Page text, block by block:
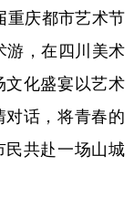
庆都市艺术节
游，在四川美术
化盛宴以艺术
话，将青春的
共赴一场山城